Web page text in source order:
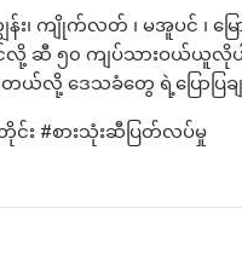
း၊ ကျိုက်လတ် ၊ မအူပင် ၊
၅၀ ကျပ်သားဝယ်ယူလိုပါ
ေတယ်လို့ ဒေသခံတွေ ရဲ့ပြောပ
တိုင်း #စားသုံးဆီပြတ်လပ်မှု